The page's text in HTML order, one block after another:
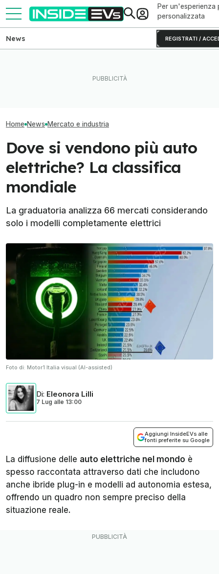
Per un'esperienza
personalizzata
REGISTRATI /
News
Home News Mercato e industria
Dove si vendono più auto
elettriche? La classifica
mondiale
La graduatoria analizza 66 mercati considerando
solo i modelli completamente elettrici
Foto di: Motor1 Italia visual (AI-assisted)
Di: Eleonora Lilli
7 Lug alle 13:00
Aggiungi InsideEVs alle
fonti preferite su Google
La diffusione delle auto elettriche nel mondo è
spesso raccontata attraverso dati che includono
anche ibride plug-in e modelli ad autonomia estesa,
offrendo un quadro non sempre preciso della
situazione reale.